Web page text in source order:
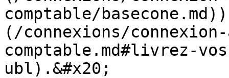
comptable/
(/connexions/
comptable.md#livrez-
ubl).&#x20;